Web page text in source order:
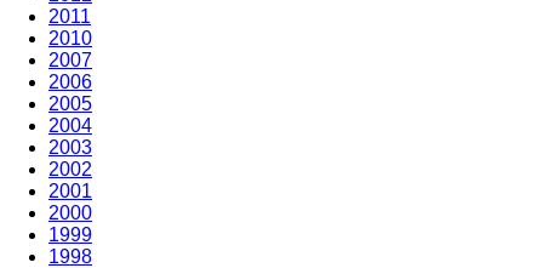
2011
2010
2007
2006
2005
2004
2003
2002
2001
2000
1999
1998